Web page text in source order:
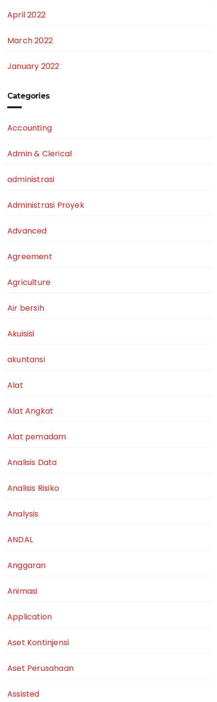
April 2022
March 2022
January 2022
Categories
Accounting
Admin & Clerical
administrasi
Administrasi Proyek
Advanced
Agreement
Agriculture
Air bersih
Akuisisi
akuntansi
Alat
Alat Angkat
Alat pemadam
Analisis Data
Analisis Risiko
Analysis
ANDAL
Anggaran
Animasi
Application
Aset Kontinjensi
Aset Perusahaan
Assisted